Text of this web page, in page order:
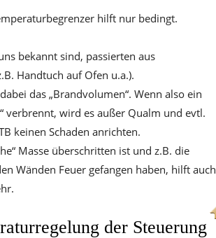
hilft nur bedingt.
bekannt sind, passierten aus
Handtuch auf Ofen u.a.).
das „Brandvolumen“. Wenn also ein
verbrennt, wird es außer Qualm und evtl.
keinen Schaden anrichten.
Masse überschritten ist und z.B. die
Wänden Feuer gefangen haben, hilft auch
der Steuerung